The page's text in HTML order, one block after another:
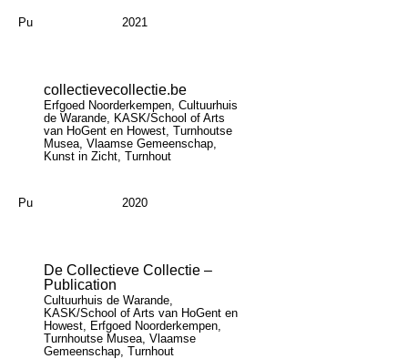
Pu 2021
collectievecollectie.be
Erfgoed Noorderkempen, Cultuurhuis
de Warande, KASK/School of Arts
van HoGent en Howest, Turnhoutse
Musea, Vlaamse Gemeenschap,
Kunst in Zicht, Turnhout
Pu 2020
De Collectieve Collectie –
Publication
Cultuurhuis de Warande,
KASK/School of Arts van HoGent en
Howest, Erfgoed Noorderkempen,
Turnhoutse Musea, Vlaamse
Gemeenschap, Turnhout